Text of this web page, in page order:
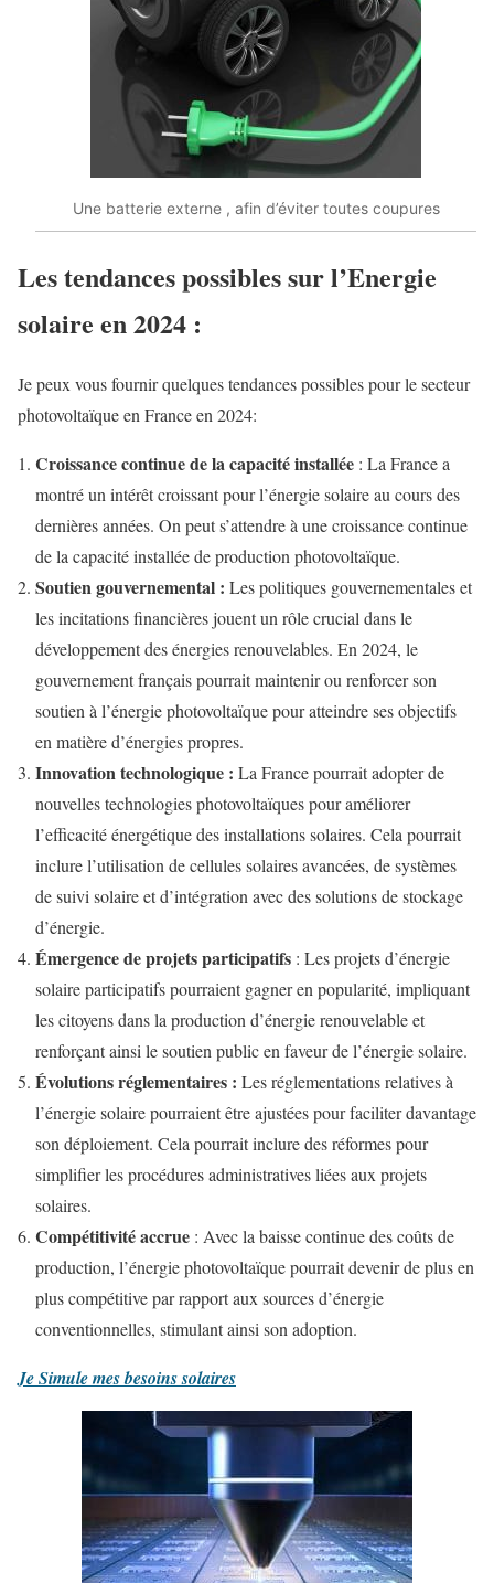
Une batterie externe , afin d’éviter toutes coupures
Les tendances possibles sur l’Energie
solaire en 2024 :
Je peux vous fournir quelques tendances possibles pour le secteur
photovoltaïque en France en 2024:
Croissance continue de la capacité installée : La France a
montré un intérêt croissant pour l’énergie solaire au cours des
dernières années. On peut s’attendre à une croissance continue
de la capacité installée de production photovoltaïque.
Soutien gouvernemental : Les politiques gouvernementales et
les incitations financières jouent un rôle crucial dans le
développement des énergies renouvelables. En 2024, le
gouvernement français pourrait maintenir ou renforcer son
soutien à l’énergie photovoltaïque pour atteindre ses objectifs
en matière d’énergies propres.
Innovation technologique : La France pourrait adopter de
nouvelles technologies photovoltaïques pour améliorer
l’efficacité énergétique des installations solaires. Cela pourrait
inclure l’utilisation de cellules solaires avancées, de systèmes
de suivi solaire et d’intégration avec des solutions de stockage
d’énergie.
Émergence de projets participatifs : Les projets d’énergie
solaire participatifs pourraient gagner en popularité, impliquant
les citoyens dans la production d’énergie renouvelable et
renforçant ainsi le soutien public en faveur de l’énergie solaire.
Évolutions réglementaires : Les réglementations relatives à
l’énergie solaire pourraient être ajustées pour faciliter davantage
son déploiement. Cela pourrait inclure des réformes pour
simplifier les procédures administratives liées aux projets
solaires.
Compétitivité accrue : Avec la baisse continue des coûts de
production, l’énergie photovoltaïque pourrait devenir de plus en
plus compétitive par rapport aux sources d’énergie
conventionnelles, stimulant ainsi son adoption.
Je Simule mes besoins solaires